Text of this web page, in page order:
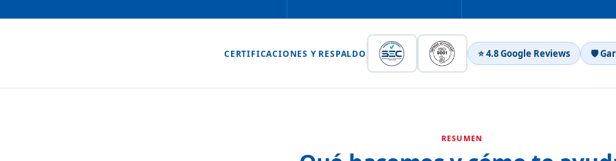
CERTIFICACIONES Y RESPALDO ⭐ 4.8 Google Reviews 🛡
RESUMEN